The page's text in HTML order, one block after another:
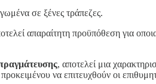
σε ξένες τράπεζες.
απαραίτητη προϋπόθεση για
, αποτελεί μια
να επιτευχθούν οι